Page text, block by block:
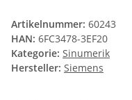
Artikelnummer: 60243
HAN: 6FC3478-3EF20
Kategorie: Sinumerik
Hersteller: Siemens